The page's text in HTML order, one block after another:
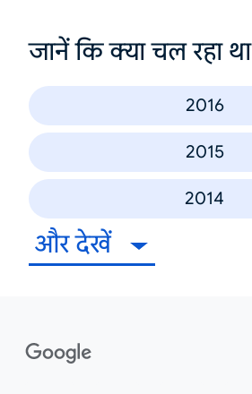
जानें कि क्या चल रहा था
2016
2015
2014
और देखें